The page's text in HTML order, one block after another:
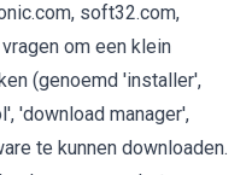
soft32.com,
om een klein
(genoemd 'installer',
'download manager',
te kunnen downloaden.